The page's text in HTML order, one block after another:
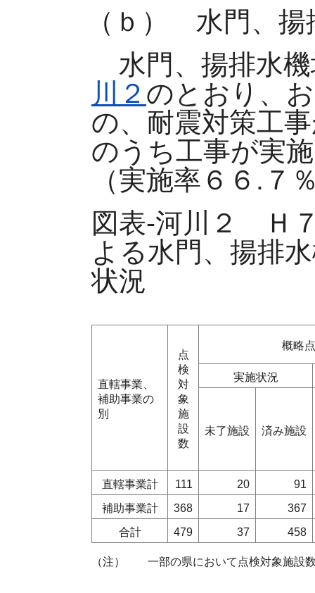
（ｂ） 水門、揚
水門、揚排水機
川２ のとおり、
の、耐震対策工
のうち工事が実
（実施率６６.７
図表-河川２ Ｈ
よる水門、揚排
状況
直轄事業、
補助事業の
別
点
検
対
象
施
設
数
概略
実施状況
未了施設 済み施設
直轄事業計 111 20
91
補助事業計
368 17
367
合計
479 37 458
（注） 一部の県において点検対象施設